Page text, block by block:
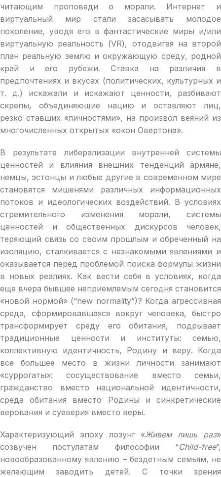
читающим проповеди о морали. Интернет и
виртуальный мир стали засасывать молодое
поколение, уводя его в фантастические миры и/или
виртуальную реальность (VR), отодвигая на второй
план реальную землю и окружающую среду, родной
край и его рубежи. Ставка на различия в
предпочтениях и вкусах (политических, культурных и
т. д.) искажали и искажают ценности, разбивают
скрепы, объединяющие нацию и оставляют лиц,
резко ставших «личностями», на произвол веяний из
многочисленных открытых «окон Овертона».
В результате либерализации внутренней системы
ценностей и влияния внешних тенденций армяне,
немцы, эстонцы и любые другие в современном мире
становятся мишенями различных информационных
потоков и идеологических воздействий. В условиях
стремительного изменения морали, системы
ценностей и общественных дискурсов человек,
теряющий связь со своим прошлым и обреченный на
изоляцию, сталкивается с незнакомыми явлениями и
оказывается перед проблемой поиска формулы жизни
в новых реалиях. Как вести себя в условиях, когда
еще вчера бывшее неприемлемым сегодня становится
«новой нормой» (“new normality”)? Когда агрессивная
среда, сформировавшаяся вокруг человека, быстро
трансформирует среду его обитания, подрывает
традиционные ценности и институты: семью,
коллективную идентичность, Родину и веру. Когда
все большее место в жизни личности занимают
«суррогаты»: сосуществование вместо семьи,
гражданство вместо национальной идентичности,
среда обитания вместо Родины и синкретические
верования и суеверия вместо веры.
Характеризующий эпоху лозунг «Живем лишь раз»
созвучен постулатам философии “Child-free”,
новообразованному явлению – бездетным семьям, не
желающим заводить детей. С точки зрения